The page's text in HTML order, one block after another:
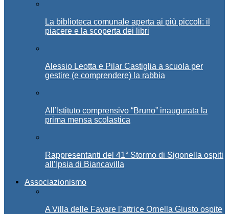
La biblioteca comunale aperta ai più piccoli: il
piacere e la scoperta dei libri
Alessio Leotta e Pilar Castiglia a scuola per
gestire (e comprendere) la rabbia
All’Istituto comprensivo “Bruno” inaugurata la
prima mensa scolastica
Rappresentanti del 41° Stormo di Sigonella ospiti
all’Ipsia di Biancavilla
Associazionismo
A Villa delle Favare l’attrice Ornella Giusto ospite